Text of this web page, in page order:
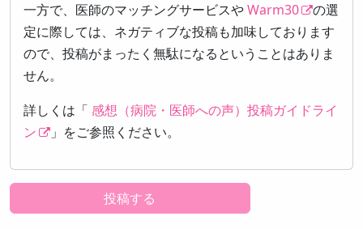
一方で、医師のマッチングサービスやWarm30
の選
定に際しては、ネガティブな投稿も加味しております
ので、投稿がまったく無駄になるということはありま
せん。
詳しくは「 感想（病院・医師への声）投稿ガイドライ
ン
」をご参照ください。